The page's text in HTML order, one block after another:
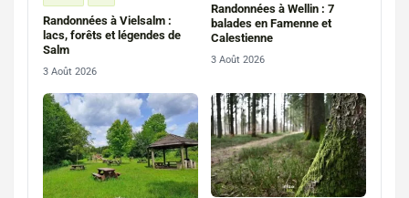
Randonnées à Vielsalm :
lacs, forêts et légendes de
Salm
3 Août 2026
Randonnées à Wellin : 7
balades en Famenne et
Calestienne
3 Août 2026